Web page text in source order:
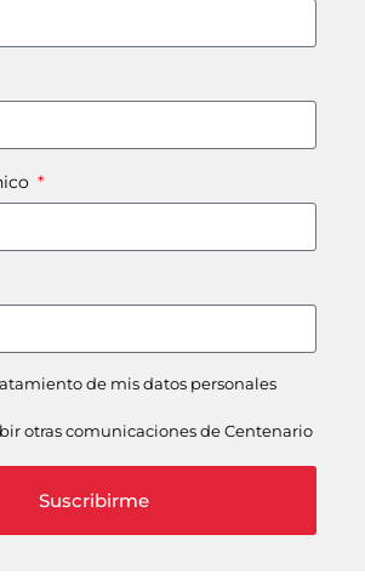
de mis datos personales
otras comunicaciones de Centenario
Suscribirme